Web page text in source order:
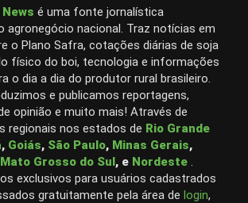
é uma fonte jornalística
agronegócio nacional. Traz notícias em
o Plano Safra, cotações diárias de soja
físico do boi, tecnologia e informações
o dia a dia do produtor rural brasileiro.
e publicamos reportagens,
opinião e muito mais! Através de
regionais nos estados de Rio Grande
, Goiás, São Paulo, Minas Gerais,
Mato Grosso do Sul, e Nordeste .
exclusivos para usuários cadastrados
gratuitamente pela área de login,